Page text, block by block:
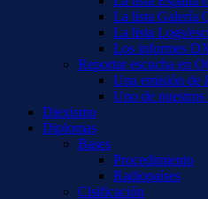
La lista Galería
La lista Logs/
Los informes
Reportar escucha en
Una emisión de
Uno de
Diexismo
Diplomas
Bases
Procedimiento
Radiopaíses
Clsificación